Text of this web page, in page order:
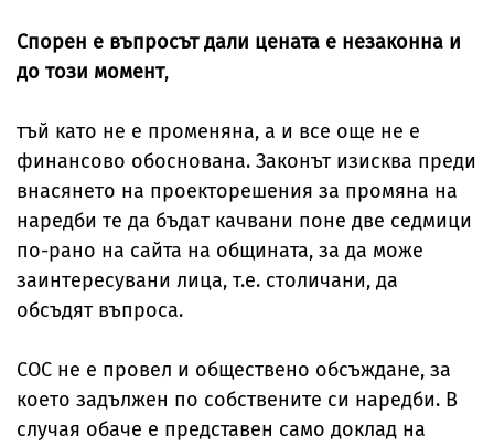
Спорен е въпросът дали цената е незаконна и
до този момент,
тъй като не е променяна, а и все още не е
финансово обоснована. Законът изисква преди
внасянето на проекторешения за промяна на
наредби те да бъдат качвани поне две седмици
по-рано на сайта на общината, за да може
заинтересувани лица, т.е. столичани, да
обсъдят въпроса.
СОС не е провел и обществено обсъждане, за
което задължен по собствените си наредби. В
случая обаче е представен само доклад на